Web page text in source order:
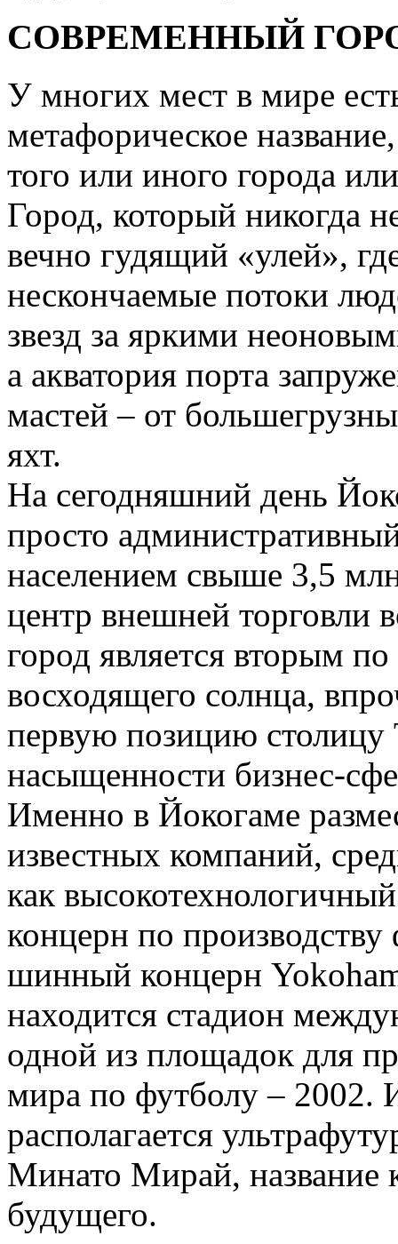
СОВРЕМЕННЫЙ
У многих мест в мире
метафорическое
того или иного города
Город, который никогда
вечно гудящий «улей»,
нескончаемые потоки
звезд за яркими
а акватория порта
мастей – от
яхт.
На сегодняшний день
просто
населением свыше 3,5
центр внешней торговли
город является вторым
восходящего солнца,
первую позицию
насыщенности бизнес-
Именно в Йокогаме
известных компаний,
как
концерн по
шинный концерн
находится стадион
одной из площадок для
мира по футболу – 2002.
располагается
Минато Мирай, название
будущего.